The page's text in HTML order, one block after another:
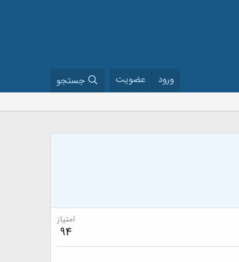
ورود عضویت جستجو
امتیاز
94